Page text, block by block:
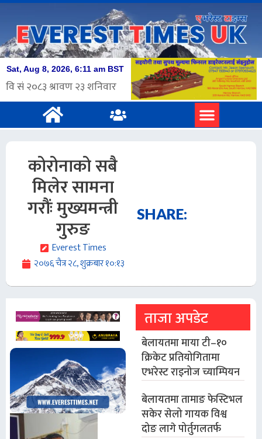
कोरोनाको सबै
मिलेर सामना
गरौंः मुख्यमन्त्री
गुरुङ
Everest Times
२०७६ चैत्र २८, शुक्रबार १०:१३
SHARE:
ताजा अपडेट
बेलायतमा माया टी–१०
क्रिकेट प्रतियोगितामा
एभरेस्ट राइनोज च्याम्पियन
बेलायतमा तामाङ फेस्टिभल
सकेर सेलो गायक विश्व
दोङ लागे पोर्तुगलतर्फ